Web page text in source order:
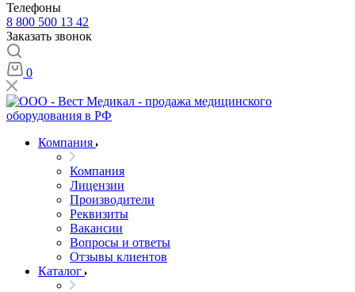
Телефоны
8 800 500 13 42
Заказать звонок
0
Компания
Компания
Лицензии
Производители
Реквизиты
Вакансии
Вопросы и ответы
Отзывы клиентов
Каталог